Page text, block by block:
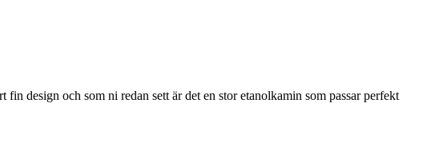
design och som ni redan sett är det en stor etanolkamin som passar perfekt